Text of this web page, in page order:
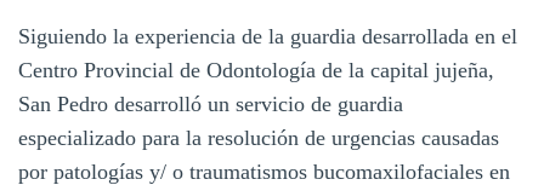
Siguiendo la experiencia de la guardia desarrollada en el
Centro Provincial de Odontología de la capital jujeña,
San Pedro desarrolló un servicio de guardia
especializado para la resolución de urgencias causadas
por patologías y/ o traumatismos bucomaxilofaciales en